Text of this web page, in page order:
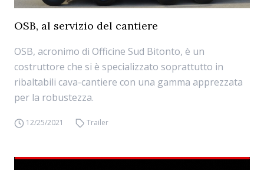
OSB, al servizio del cantiere
OSB, acronimo di Officine Sud Bitonto, è un
costruttore che si è specializzato soprattutto in
ribaltabili cava-cantiere con una gamma apprezzata
per la robustezza.
12/25/2021 Trailer